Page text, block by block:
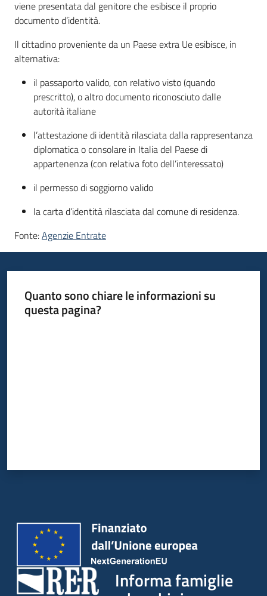
viene presentata dal genitore che esibisce il proprio
documento d’identità.
Il cittadino proveniente da un Paese extra Ue esibisce, in
alternativa:
il passaporto valido, con relativo visto (quando
prescritto), o altro documento riconosciuto dalle
autorità italiane
l’attestazione di identità rilasciata dalla rappresentanza
diplomatica o consolare in Italia del Paese di
appartenenza (con relativa foto dell’interessato)
il permesso di soggiorno valido
la carta d’identità rilasciata dal comune di residenza.
Fonte:Agenzie Entrate
Quanto sono chiare le informazioni su
questa pagina?
Informa famiglie